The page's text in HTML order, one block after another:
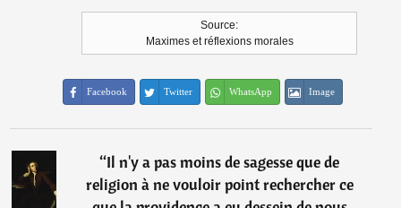
Source:
Maximes et réflexions morales
Facebook Twitter WhatsApp Image
“Il n'y a pas moins de sagesse que de
religion à ne vouloir point rechercher ce